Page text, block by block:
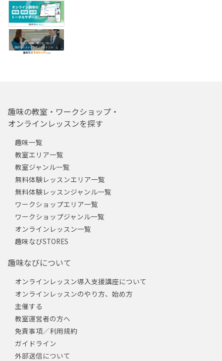
趣味の教室・ワークショップ・
オンラインレッスンを探す
趣味一覧
教室エリア一覧
教室ジャンル一覧
無料体験レッスンエリア一覧
無料体験レッスンジャンル一覧
ワークショップエリア一覧
ワークショップジャンル一覧
オンラインレッスン一覧
趣味なびSTORES
趣味なびについて
オンラインレッスン導入支援講座について
オンラインレッスンのやり方、始め方
主催する
教室運営者の方へ
免責事項／利用規約
ガイドライン
外部送信について